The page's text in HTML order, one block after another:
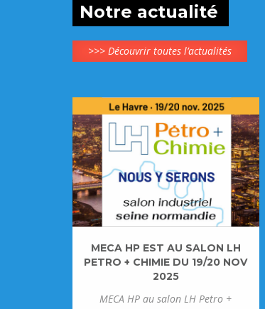
Notre actualité
>>> Découvrir toutes l’actualités
MECA HP EST AU SALON LH
PETRO + CHIMIE DU 19/20 NOV
2025
MECA HP au salon LH Petro +